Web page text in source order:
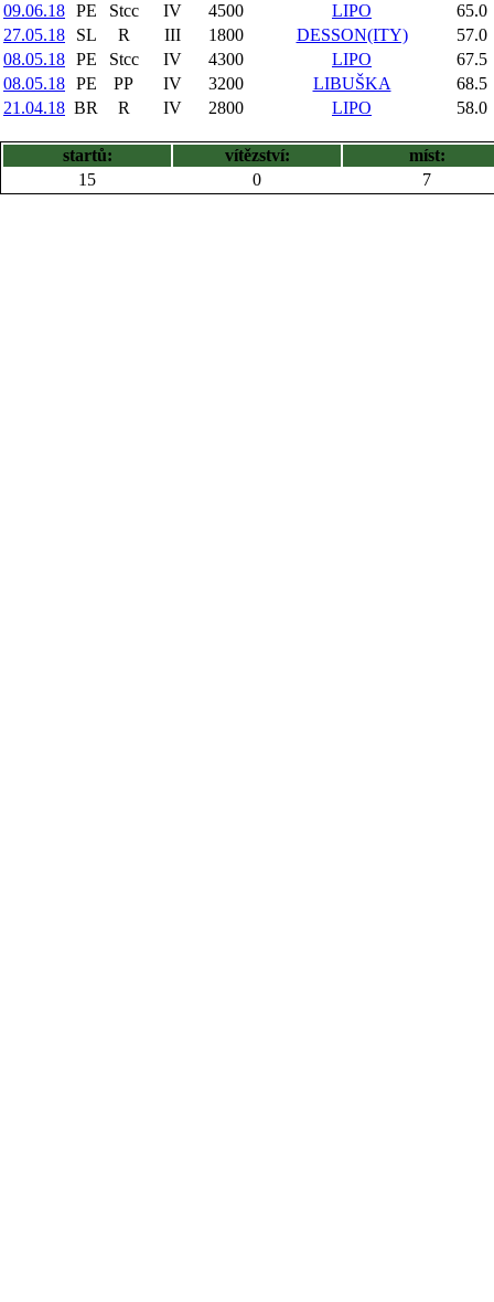
09.06.18 PE Stcc IV 4500 LIPO
65.0
27.05.18
SL R III 1800 DESSON(ITY)
57.0
08.05.18 PE Stcc IV 4300 LIPO
67.5
08.05.18 PE PP IV 3200 LIBUŠKA
68.5
21.04.18 BR R IV 2800 LIPO 58.0
startů: vítězství:
míst:
15
0 7